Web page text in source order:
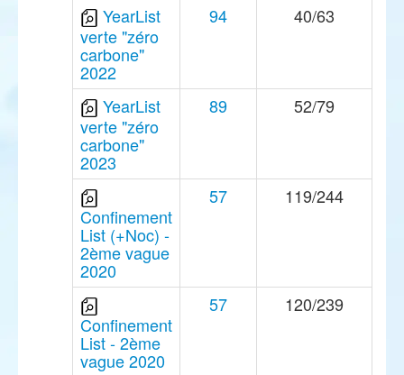
YearList
verte "zéro
carbone"
2022
94 40/63
YearList
verte "zéro
carbone"
2023
89 52/79
Confinement
List (+Noc) -
2ème vague
2020
57 119/244
Confinement
List - 2ème
vague 2020
57 120/239